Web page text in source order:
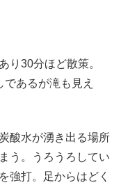
り30分ほど散策。
あるが滝も見え
酸水が湧き出る場所
う。うろうろしてい
強打。足からはどく